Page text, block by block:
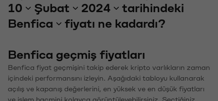
10 Şubat 2024
tarihindeki
Benfica
fiyatı ne kadardı?
Benfica geçmiş fiyatları
Benfica fiyat geçmişini takip ederek kripto varlıkların zaman
içindeki performansını izleyin. Aşağıdaki tabloyu kullanarak
açılış ve kapanış değerlerini, en yüksek ve en düşük fiyatları
ve işlem hacmini kolayca görüntüleyebilirsiniz. Seçtiğiniz